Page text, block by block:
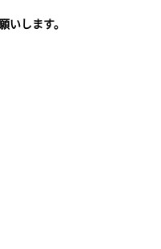
いします。